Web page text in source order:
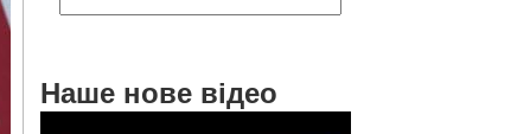
Наше нове відео